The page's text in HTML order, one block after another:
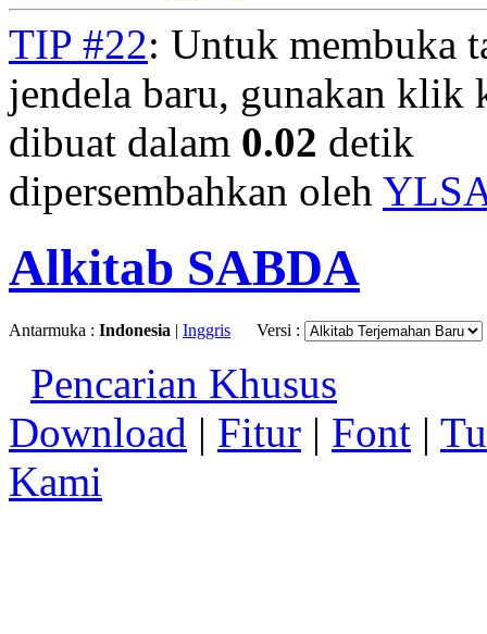
TIP #22: Untuk membuka
jendela baru, gunakan klik
dibuat dalam 0.02 detik
dipersembahkan oleh
Alkitab SABDA
Antarmuka : Indonesia | Inggris Versi :
Pencarian Khusus
Download | Fitur | Font |
Kami